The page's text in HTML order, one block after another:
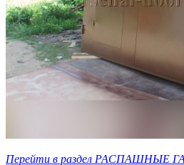
Перейти в раздел РАСПАШНЫЕ